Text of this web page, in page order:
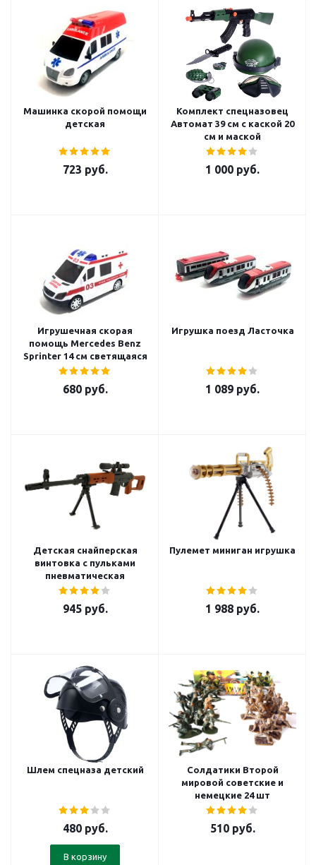
Машинка скорой помощи
детская
723 руб.
Комплект спецназовец
Автомат 39 см с каской 20
см и маской
1 000 руб.
Игрушечная скорая
помощь Mercedes Benz
Sprinter 14 см светящаяся
680руб.
Игрушка поезд Ласточка
1 089 руб.
Детская снайперская
винтовка с пульками
пневматическая
945руб.
Пулемет миниган игрушка
1 988 руб.
Шлем спецназа детский
480руб.
В корзину
Солдатики Второй
мировой советские и
немецкие 24 шт
510руб.